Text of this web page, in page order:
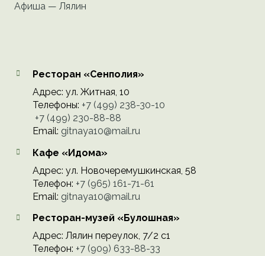
Афиша — Лялин
Ресторан «Сенполия»
Адрес: ул. Житная, 10
Телефоны: +7 (499) 238-30-10
+7 (499) 230-88-88
Email: gitnaya10@mail.ru
Кафе «Идома»
Адрес: ул. Новочеремушкинская, 58
Телефон: +7 (965) 161-71-61
Email: gitnaya10@mail.ru
Ресторан-музей «Булошная»
Адрес: Лялин переулок, 7/2 с1
Телефон: +7 (909) 633-88-33